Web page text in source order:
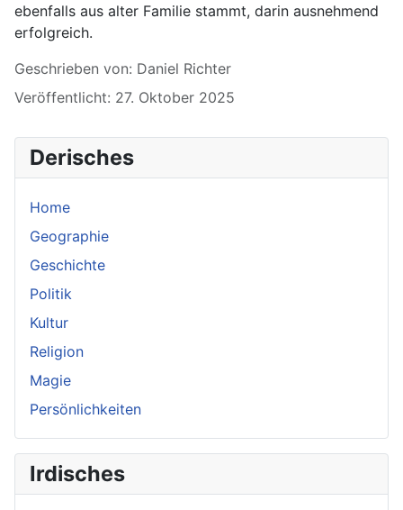
Derisches
Home
Geographie
Geschichte
Politik
Kultur
Religion
Magie
Persönlichkeiten
Irdisches
ebenfalls aus alter Familie stammt, darin ausnehmend
erfolgreich.
Details
Geschrieben von: Daniel Richter
Veröffentlicht: 27. Oktober 2025